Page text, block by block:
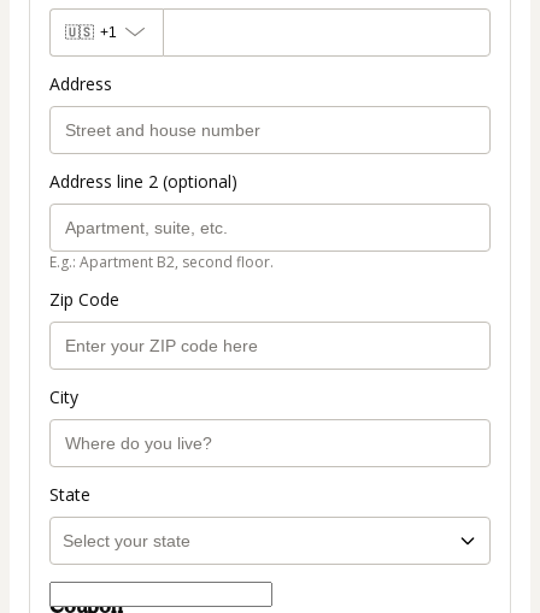
🇺🇸 +1
Address
Address line 2 (optional)
E.g.: Apartment B2, second floor.
Zip Code
City
State
Coupon